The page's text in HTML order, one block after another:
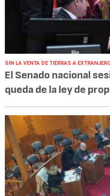
SIN LA VENTA DE TIERRAS A
El Senado nacional
queda de la ley de